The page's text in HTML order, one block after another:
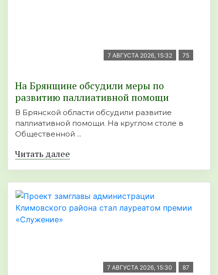
7 АВГУСТА 2026, 15:32 75
На Брянщине обсудили меры по
развитию паллиативной помощи
В Брянской области обсудили развитие
паллиативной помощи. На круглом столе в
Общественной ...
Читать далее
7 АВГУСТА 2026, 15:30 87